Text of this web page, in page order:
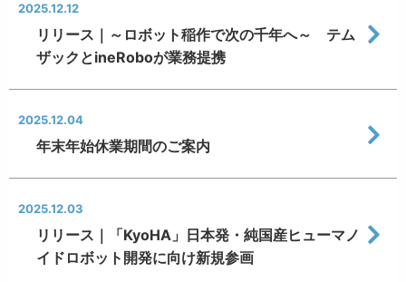
2025.12.12
リリース｜～ロボット稲作で次の千年へ～ テム
ザックとineRoboが業務提携
2025.12.04
年末年始休業期間のご案内
2025.12.03
リリース｜「KyoHA」日本発・純国産ヒューマノ
イドロボット開発に向け新規参画